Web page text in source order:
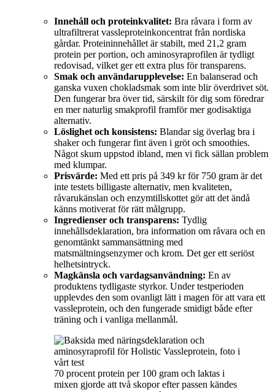
Innehåll och proteinkvalitet: Bra råvara i form av
ultrafiltrerat vassleproteinkoncentrat från nordiska
gårdar. Proteininnehållet är stabilt, med 21,2 gram
protein per portion, och aminosyraprofilen är tydligt
redovisad, vilket ger ett extra plus för transparens.
Smak och användarupplevelse: En balanserad och
ganska vuxen chokladsmak som inte blir överdrivet söt.
Den fungerar bra över tid, särskilt för dig som föredrar
en mer naturlig smakprofil framför mer godisaktiga
alternativ.
Löslighet och konsistens: Blandar sig överlag bra i
shaker och fungerar fint även i gröt och smoothies.
Något skum uppstod ibland, men vi fick sällan problem
med klumpar.
Prisvärde: Med ett pris på 349 kr för 750 gram är det
inte testets billigaste alternativ, men kvaliteten,
råvarukänslan och enzymtillskottet gör att det ändå
känns motiverat för rätt målgrupp.
Ingredienser och transparens: Tydlig
innehållsdeklaration, bra information om råvara och en
genomtänkt sammansättning med
matsmältningsenzymer och krom. Det ger ett seriöst
helhetsintryck.
Magkänsla och vardagsanvändning: En av
produktens tydligaste styrkor. Under testperioden
upplevdes den som ovanligt lätt i magen för att vara ett
vassleprotein, och den fungerade smidigt både efter
träning och i vanliga mellanmål.
70 procent protein per 100 gram och laktas i
mixen gjorde att två skopor efter passen kändes